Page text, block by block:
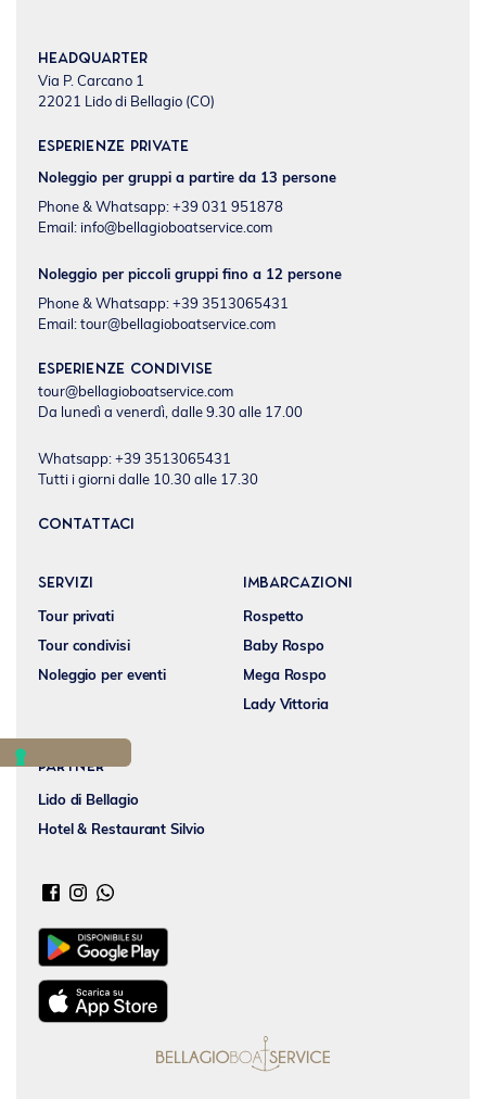
Headquarter
Via P. Carcano 1
22021 Lido di Bellagio (CO)
Esperienze private
Noleggio per gruppi a partire da 13 persone
Phone & Whatsapp: +39 031 951878
Email: info@bellagioboatservice.com
Noleggio per piccoli gruppi fino a 12 persone
Phone & Whatsapp: +39 3513065431
Email: tour@bellagioboatservice.com
Esperienze condivise
tour@bellagioboatservice.com
Da lunedì a venerdì, dalle 9.30 alle 17.00
Whatsapp: +39 3513065431
Tutti i giorni dalle 10.30 alle 17.30
CONTATTACI
SERVIZI
Tour privati
Tour condivisi
Noleggio per eventi
IMBARCAZIONI
Rospetto
Baby Rospo
Mega Rospo
Lady Vittoria
Partner
Lido di Bellagio
Hotel & Restaurant Silvio